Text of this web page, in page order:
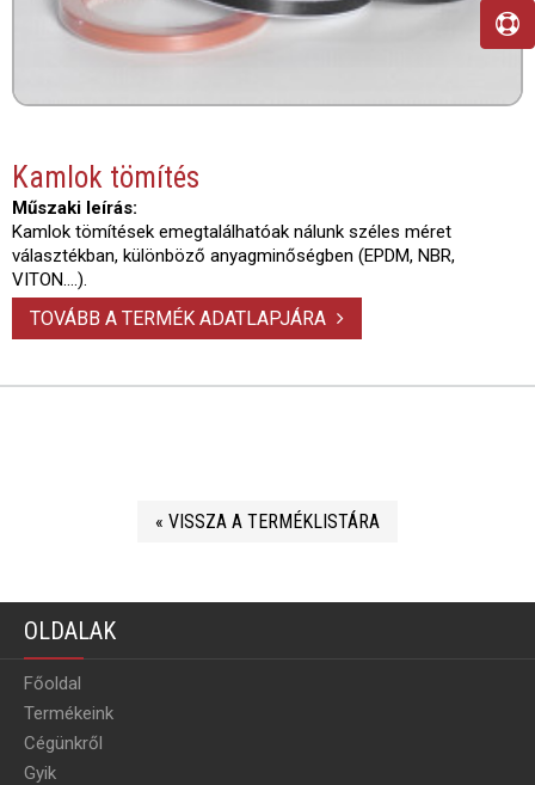
Kamlok tömítés
Műszaki leírás:
Kamlok tömítések emegtalálhatóak nálunk széles méret
választékban, különböző anyagminőségben (EPDM, NBR,
VITON....).
TOVÁBB A TERMÉK ADATLAPJÁRA
« VISSZA A TERMÉKLISTÁRA
OLDALAK
Főoldal
Termékeink
Cégünkről
Gyik